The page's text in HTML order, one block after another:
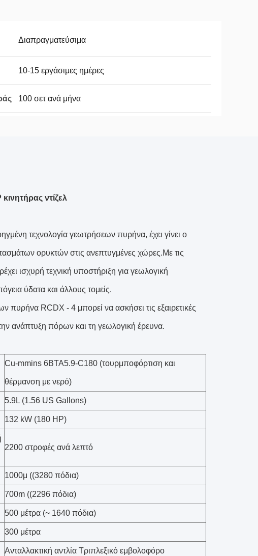
Διαπραγματεύσιμα
10-15 εργάσιμες ημέρες
100 σετ ανά μήνα
ντίζελ
τεχνολογία γεωτρήσεων πυρήνα, έχει γίνει ο
ορυκτών στις ανεπτυγμένες χώρες.Με τις
ισχυρή τεχνική υποστήριξη για γεωλογική
ύδατα και άλλους τομείς.
πυρήνα RCDX - 4 μπορεί να ασκήσει τις εξαιρετικές
ανάπτυξη πόρων και τη γεωλογική έρευνα.
Cu-mmins 6BTA5.9-C180 (τουρμποφόρτιση και
θέρμανση με νερό)
5.9L (1.56 US Gallons)
132 kW (180 HP)
2200 στροφές ανά λεπτό
1000μ ((3280 πόδια)
700m ((2296 πόδια)
500 μέτρα (~ 1640 πόδια)
300 μέτρα
Ανταλλακτική αντλία Τριπλεξικό εμβολοφόρο